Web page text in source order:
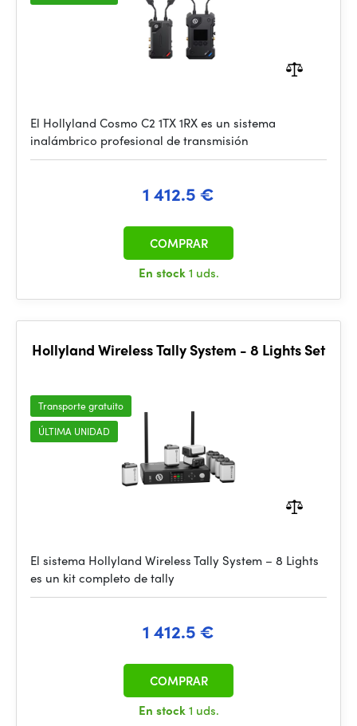
El Hollyland Cosmo C2 1TX 1RX es un sistema
inalámbrico profesional de transmisión
1 412.5 €
En stock1 uds.
COMPRAR
Hollyland Wireless Tally System - 8 Lights Set
Transporte gratuito
ÚLTIMA UNIDAD
El sistema Hollyland Wireless Tally System – 8 Lights
es un kit completo de tally
1 412.5 €
En stock1 uds.
COMPRAR